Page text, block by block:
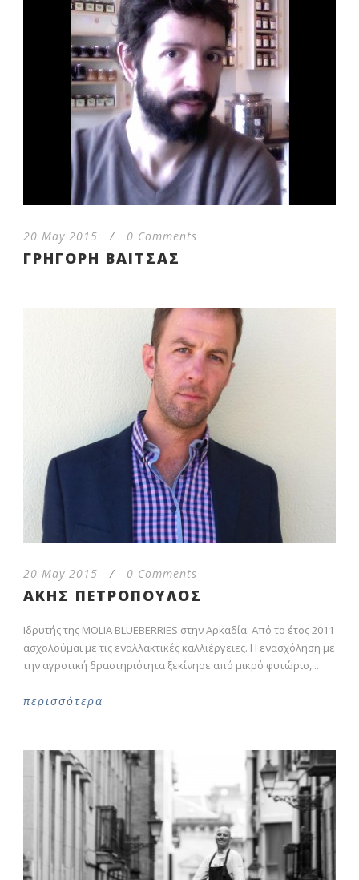
20 May 2015 / 0 Comments
ΓΡΗΓΟΡΗ ΒΑΙΤΣΑΣ
20 May 2015 / 0 Comments
ΑΚΗΣ ΠΕΤΡΟΠΟΥΛΟΣ
Ιδρυτής της MOLIA BLUEBERRIES στην Αρκαδία. Από το έτος 2011
ασχολούμαι με τις εναλλακτικές καλλιέργειες. Η ενασχόληση με
την αγροτική δραστηριότητα ξεκίνησε από μικρό φυτώριο,...
περισσότερα